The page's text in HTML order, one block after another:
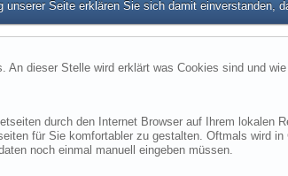
unserer Seite erklären Sie sich damit einverstanden,
dieser Stelle wird erklärt was Cookies sind und
durch den Internet Browser auf Ihrem lokalen
für Sie komfortabler zu gestalten. Oftmals wird
noch einmal manuell eingeben müssen.